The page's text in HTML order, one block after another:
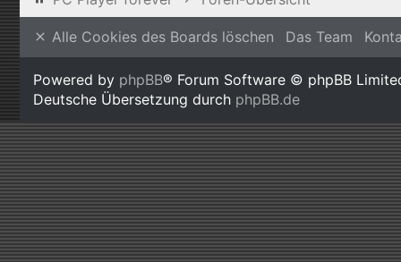
Alle Cookies des Boards löschen Das Team
Powered by phpBB® Forum Software © phpBB
Deutsche Übersetzung durch phpBB.de